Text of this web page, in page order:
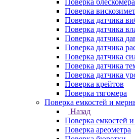
Поверка блескомера
Поверка
Поверка датчика
Поверка датчика
Поверка датчика
Поверка датчика
Поверка датчика
Поверка датчика
Поверка датчика
Поверка крейтов
Поверка тягомера
Поверка емкостей и
Назад
Поверка емкостей
Поверка ареометра